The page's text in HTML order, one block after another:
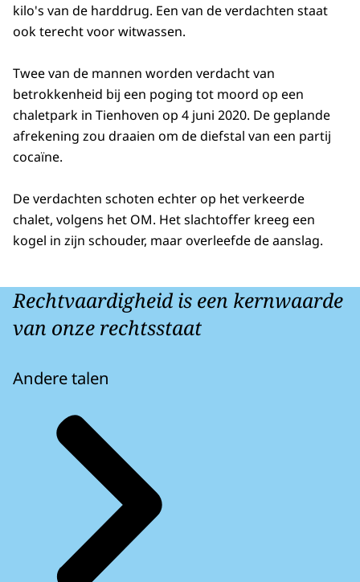
kilo's van de harddrug. Een van de verdachten staat
ook terecht voor witwassen.
Twee van de mannen worden verdacht van
betrokkenheid bij een poging tot moord op een
chaletpark in Tienhoven op 4 juni 2020. De geplande
afrekening zou draaien om de diefstal van een partij
cocaïne.
De verdachten schoten echter op het verkeerde
chalet, volgens het OM. Het slachtoffer kreeg een
kogel in zijn schouder, maar overleefde de aanslag.
Rechtvaardigheid is een kernwaarde
van onze rechtsstaat
Andere talen